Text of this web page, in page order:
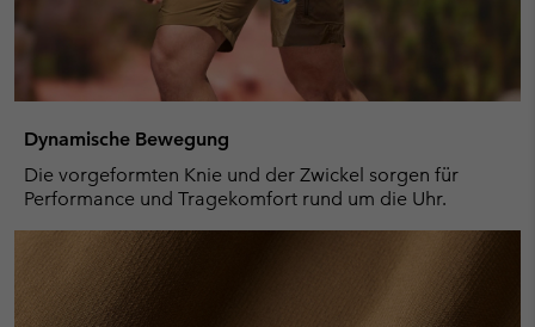
Dynamische Bewegung
Die vorgeformten Knie und der Zwickel sorgen für
Performance und Tragekomfort rund um die Uhr.